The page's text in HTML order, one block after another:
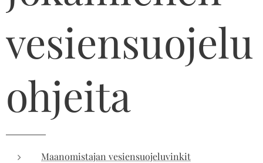
vesiensuojelu
ohjeita
Maanomistajan vesiensuojeluvinkit